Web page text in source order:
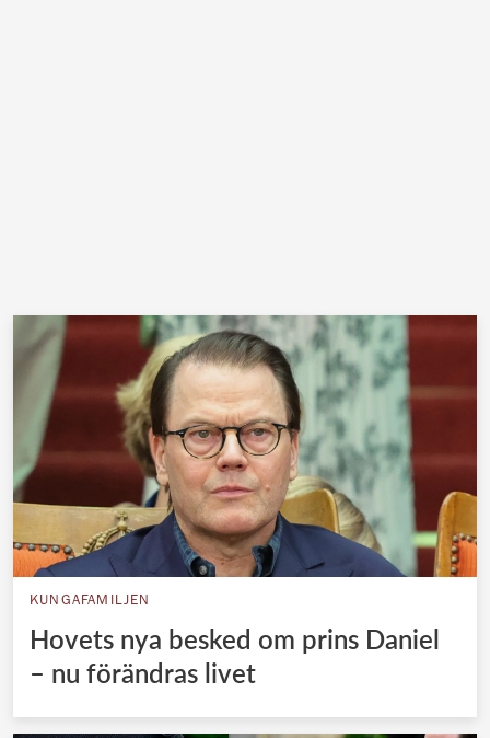
KUNGAFAMILJEN
Hovets nya besked om prins Daniel
– nu förändras livet